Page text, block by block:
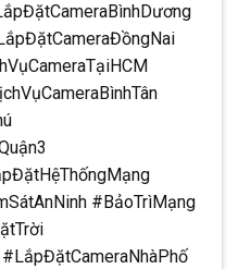
#BảoTrìMạng